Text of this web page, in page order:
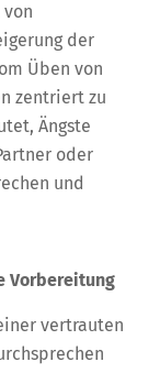
der
Üben von
zentriert zu
Ängste
oder
und
Vorbereitung
vertrauten